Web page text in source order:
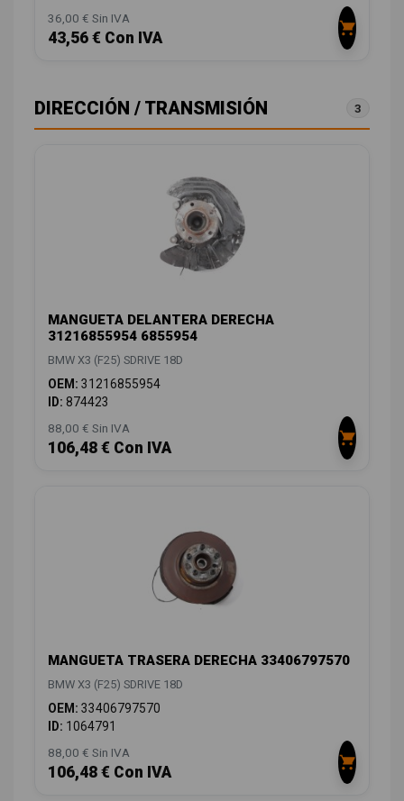
36,00 € Sin IVA
43,56 € Con IVA
DIRECCIÓN / TRANSMISIÓN 3
MANGUETA DELANTERA DERECHA
31216855954 6855954
BMW X3 (F25) SDRIVE 18D
OEM: 31216855954
ID: 874423
88,00 € Sin IVA
106,48 € Con IVA
MANGUETA TRASERA DERECHA 33406797570
BMW X3 (F25) SDRIVE 18D
OEM: 33406797570
ID: 1064791
88,00 € Sin IVA
106,48 € Con IVA